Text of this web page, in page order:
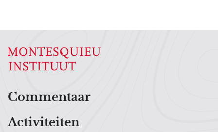
Hoofdnavigatiemenu
Commentaar
Activiteiten